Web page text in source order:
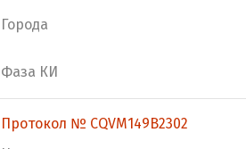
Города
Фаза КИ
Протокол № CQVM149B2302